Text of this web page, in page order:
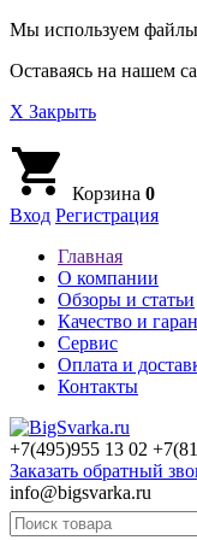
Мы используем файлы
Оставаясь на нашем
X Закрыть
Корзина 0
Вход Регистрация
Главная
О компании
Обзоры и статьи
Качество и
Сервис
Оплата и
Контакты
+7(495)955 13 02
Заказать обратный
info@bigsvarka.ru